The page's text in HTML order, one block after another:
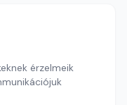
érzelmeik